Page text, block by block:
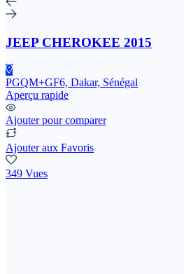
JEEP CHEROKEE 2015
PGQM+GF6, Dakar, Sénégal
Aperçu rapide
Ajouter pour comparer
Ajouter aux Favoris
349 Vues